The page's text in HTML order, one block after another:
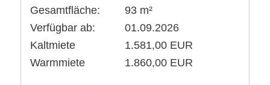
Gesamtfläche:
93 m²
Verfügbar ab:
01.09.2026
Kaltmiete
1.581,00 EUR
Warmmiete
1.860,00 EUR